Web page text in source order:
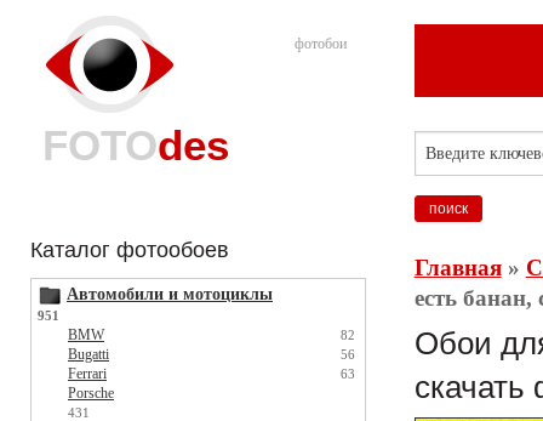
фотобои
FOTOdes
Каталог фотообоев
Автомобили и мотоциклы
951
BMW 82
Bugatti 56
Ferrari 63
Porsche
431
Главная»
есть
Обои